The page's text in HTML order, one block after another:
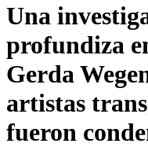
Una
profundiza
Gerda
artistas
fueron